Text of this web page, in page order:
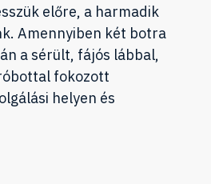
előre, a harmadik
Amennyiben két botra
a sérült, fájós lábbal,
fokozott
helyen és